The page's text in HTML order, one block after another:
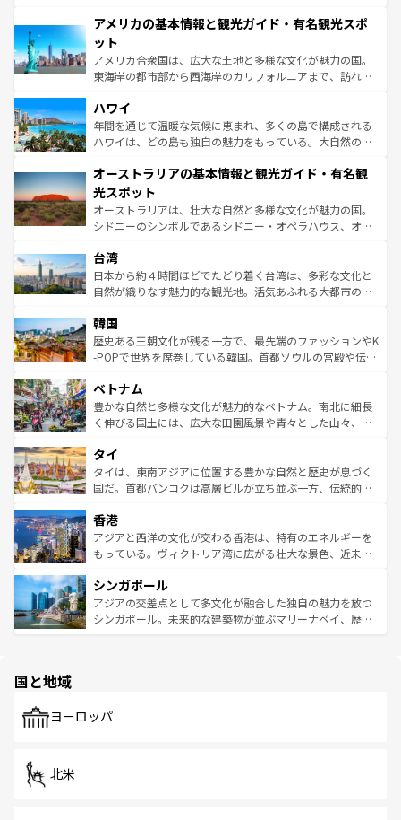
ンツ一覧を参照してほしい。
の建物がそのまま残る町や、スイスならではのユニークな
博物館もあり、アルプス観光だけでなく町歩きも満喫する
ことができる。国民の所得が高いため物価も高いが、旅行
者向けの交通パス提供のサービスもあり、うまく活用すれ
着のスイス情報は
アメリカの基本情報と観光ガイド・有名観光スポ
ット
アメリカ合衆国は、広大な土地と多様な文化が魅力の国。
東海岸の都市部から西海岸のカリフォルニアまで、訪れる
のような巨大都市は、観光、ショッピング、エンターテイ
ンメントが詰まった刺激的なスポットだ。一方、アメリカ
西部には大自然が広がり、グランドキャニオンやイエロー
部のニューオーリンズでは、音楽と美食が融合した独特の
文化が魅力。旅行者はアメリカの各地域で異なる魅力を楽
しみながら、その多様性と豊かな歴史を感じることができ
るだろう。車でのロードトリップや列車の旅も、アメリカ
情報は
ハワイ
年間を通じて温暖な気候に恵まれ、多くの島で構成される
ハワイは、どの島も独自の魅力をもっている。大自然の神
ワイ島は見逃せない。また、定番の観光地といえばオアフ
島だが、静かな自然を求めるならマウイ島やカウアイ島が
おすすめ。エメラルドグリーンに輝く海をはじめ、豊かな
文化や歴史が息づいている。「アロハスピリット」と呼ば
人々、おいしいローカルフードやハワイアンミュージッ
ク、伝統的なフラダンスなど、すべてがハワイの魅力を彩
っている。訪れるたびに新しい発見と感動が待っているハ
はコンテンツ一覧
オーストラリアの基本情報と観光ガイド・有名観
光スポット
オーストラリアは、壮大な自然と多様な文化が魅力の国。
シドニーのシンボルであるシドニー・オペラハウス、オー
リアリーフや大陸中央部にそびえるウルル（エアーズロッ
ク）、タスマニアの美しい原生林やケアンズの熱帯雨林な
ど、見どころがたくさん。また、カフェやワイン、オージ
いる。アクティビティも充実しており、サーフィンやダイ
ビング、ハイキングなど、アウトドア好きにはたまらな
い。オーストラリアの多彩な魅力を存分に味わいつくそ
参照してほしい。
台湾
日本から約４時間ほどでたどり着く台湾は、多彩な文化と
自然が織りなす魅力的な観光地。活気あふれる大都市の台
ン）、静ひつな山岳地帯である台湾東部など、都市の喧騒
と山間の静けさが共存しており、訪れる人に新しい発見と
驚きをもたらしてくれる。また、奥深い台湾の食文化も魅
容にもいいと評判のスイーツなど、バラエティ豊かな料理
が味わえる。 なお、新着の台湾情報は コンテンツ一覧を参
照してほしい。
韓国
歴史ある王朝文化が残る一方で、最先端のファッションやK
-POPで世界を席巻している韓国。首都ソウルの宮殿や伝統
き、地方に足を延ばせば四季折々の自然美を楽しむことが
できる。そして、キムチや焼肉、絶品のストリートフード
まで、さまざまな韓国料理が待っている。夜には、韓国な
リティに包まれながら、韓国の多彩な魅力を心ゆくまで味
わってみてほしい。 なお、新着の韓国情報はコンテンツ一
覧を参照してほしい。
ベトナム
豊かな自然と多様な文化が魅力的なベトナム。南北に細長
く伸びる国土には、広大な田園風景や青々とした山々、世
急速な発展と共に伝統が息づく。ハノイの古い町並みやホ
ーチミン市のフランス統治時代の建物も、独特の雰囲気を
醸し出している。また、バラエティの豊かさとおいしさで
とつ。フォーやバインミー、ベトナムコーヒーなどは、ぜ
ひ現地で味わいたい。どの地域を訪れてもあたたかい人々
が旅行者を迎えてくれるので、きっと忘れられない旅にな
参照してほしい。
タイ
タイは、東南アジアに位置する豊かな自然と歴史が息づく
国だ。首都バンコクは高層ビルが立ち並ぶ一方、伝統的な
の活気が交差している。北部ではチェンマイなどの山岳地
帯で自然と触れ合い、南部ではプーケットやクラビの美し
いビーチでリゾート気分を楽しむことができる。タイ料理
激する。気候は一年中温暖で、どの季節にも異なる楽しみ
が待っている。親しみやすいタイの人々、仏教を中心とし
た文化、そして多様な観光資源が、訪れる旅人を魅了し続
香港
アジアと西洋の文化が交わる香港は、特有のエネルギーを
もっている。ヴィクトリア湾に広がる壮大な景色、近未来
み、どこを訪れても感動するはず。観光スポットが密集し
ており、効率よく見どころを回れるのも魅力。息をのむよ
うな絶景から文化的な体験まで、香港を存分に楽しみ尽く
シンガポール
アジアの交差点として多文化が融合した独自の魅力を放つ
シンガポール。未来的な建築物が並ぶマリーナベイ、歴史
で、ホーカーズは地元の風情を楽しめる外せないスポット
国と地域
ヨーロッパ
北米